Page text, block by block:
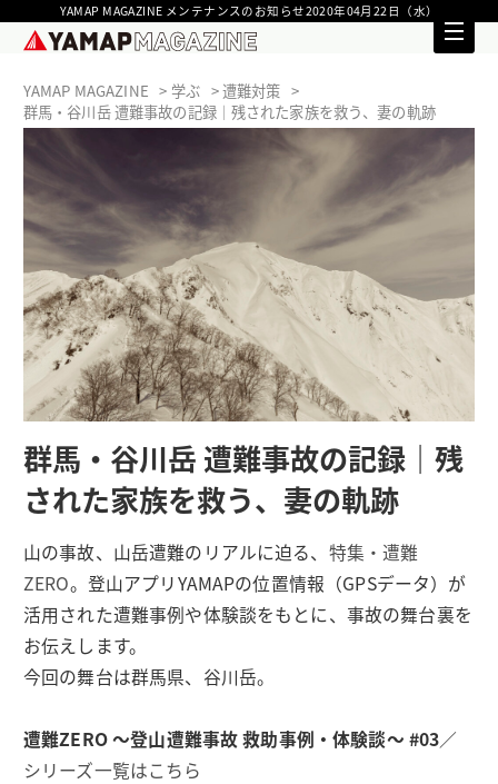
YAMAP MAGAZINE メンテナンスのお知らせ2020年04月22日（水）
YAMAP MAGAZINE 学ぶ
遭難対策
群馬・谷川岳 遭難事故の記録｜残された家族を救う、妻の軌跡
群馬・谷川岳 遭難事故の記録｜残
された家族を救う、妻の軌跡
山の事故、山岳遭難のリアルに迫る、 特集・遭難
ZERO。登山アプリYAMAPの位置情報（GPSデータ）が
活用された遭難事例や体験談をもとに、事故の舞台裏を
お伝えします。
今回の舞台は群馬県、谷川岳。
遭難ZERO 〜登山遭難事故 救助事例・体験談〜 #03／
シリーズ一覧はこちら